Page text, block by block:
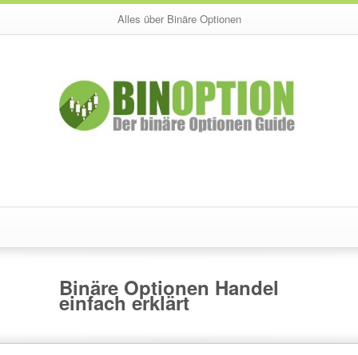
Alles über Binäre Optionen
Binäre Optionen Handel
einfach erklärt